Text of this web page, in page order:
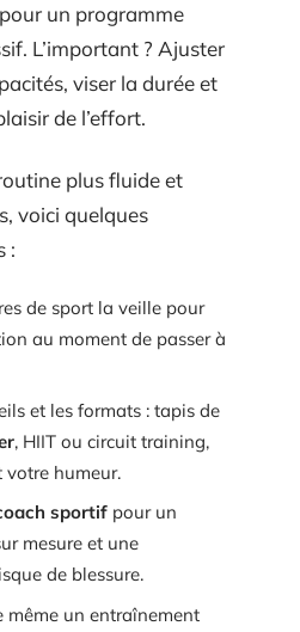
un programme
L’important ? Ajuster
viser la durée et
de l’effort.
plus fluide et
voici quelques
:
de sport la veille pour
au moment de passer à
et les formats : tapis de
, HIIT ou circuit training,
votre humeur.
sportif pour un
mesure et une
de blessure.
même un entraînement